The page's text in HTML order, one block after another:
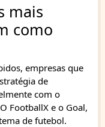
mais
como
empresas que
de
com o
FootballX e o Goal,
de futebol.